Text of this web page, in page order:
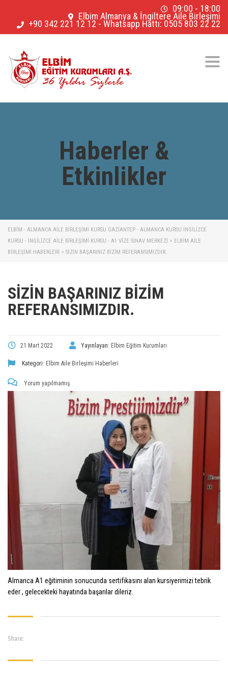
09:00 - 18:00
Elbim Almanya & İngiltere Aile Birleşimi
+90 342 221 12 12 - Whatsapp Hattı: 0505 803 22 22
Haberler &
Etkinlikler
ELBİM - ALMANCA AILE BIRLEŞIMI KURSU GAZIANTEP - ALMANCA KURSU İNGILIZCE
KURSU - İNGILIZCE AILE BIRLEŞIMI KURSU - A1 VIZE SINAV MERKEZI > ELBIM AILE
BIRLEŞIMI HABERLERI > SIZIN BAŞARINIZ BIZIM REFERANSIMIZDIR.
SIZIN BAŞARINIZ BIZIM
REFERANSIMIZDIR.
21 Mart 2022 Yayınlayan: Elbim Eğitim Kurumları
Kategori: Elbim Aile Birleşimi Haberleri
Yorum yapılmamış
Almanca A1 eğitiminin sonucunda sertifikasını alan kursiyerimizi tebrik
eder , gelecekteki hayatında başarılar dileriz.
Share: